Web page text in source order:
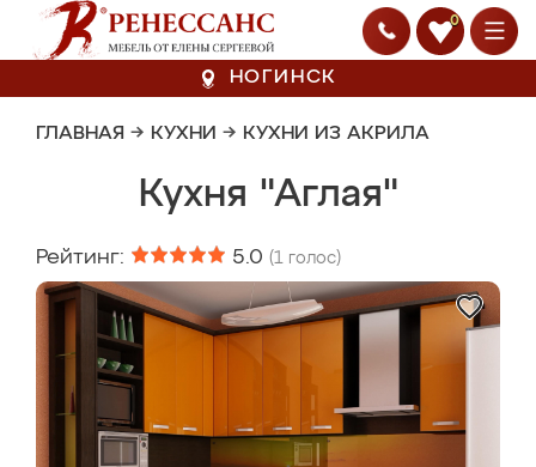
0
НОГИНСК
ГЛАВНАЯ → КУХНИ → КУХНИ ИЗ АКРИЛА
Кухня "Аглая"
Рейтинг: 5.0 (1 голос)